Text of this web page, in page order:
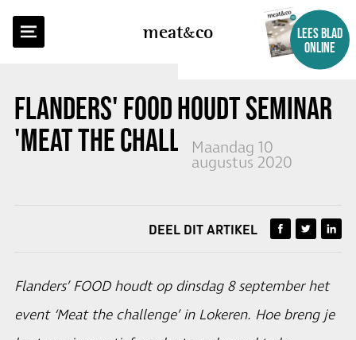
meatco
LEES BLAD
ONLINE
FLANDERS' FOOD HOUDT SEMINAR
'MEAT THE CHALLENGE'
Maandag 10
augustus 2020
TERUG NAAR OVERZICHT
DEEL DIT ARTIKEL
Flanders’ FOOD houdt op dinsdag 8 september het
event ‘Meat the challenge’ in Lokeren. Hoe breng je